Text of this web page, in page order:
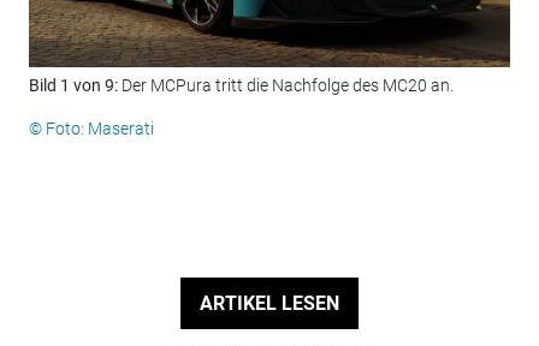
Bild 1 von 9: Der MCPura tritt die Nachfolge des MC20 an.
© Foto: Maserati
ARTIKEL LESEN